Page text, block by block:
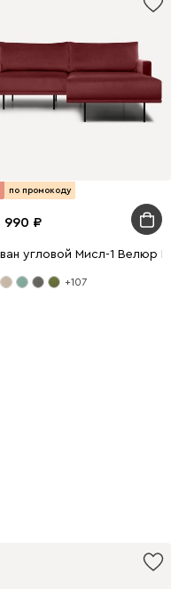
по промокоду
990
угловой Мисл-1 Велюр
+107